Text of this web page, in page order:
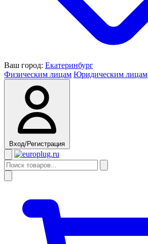
Ваш город: Екатеринбург
Физическим лицам Юридическим лицам
Вход/Регистрация